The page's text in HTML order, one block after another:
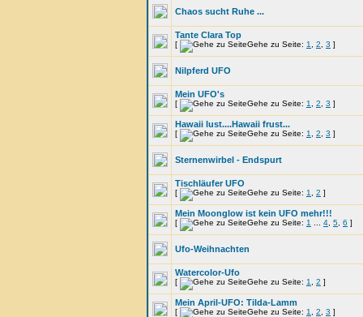
Chaos sucht Ruhe ...
Tante Clara Top
[ Gehe zu Seite: 1 2 3 ]
Nilpferd UFO
Mein UFO's
[ Gehe zu Seite: 1 2 3 ]
Hawaii lust....Hawaii frust...
[ Gehe zu Seite: 1 2 3 ]
Sternenwirbel - Endspurt
Tischläufer UFO
[ Gehe zu Seite: 1 2 ]
Mein Moonglow ist kein UFO mehr!!!
[ Gehe zu Seite: 1 4 5 6 ]
Ufo-Weihnachten
Watercolor-Ufo
[ Gehe zu Seite: 1 2 ]
Mein April-UFO: Tilda-Lamm
[ Gehe zu Seite: 1 2 3 ]